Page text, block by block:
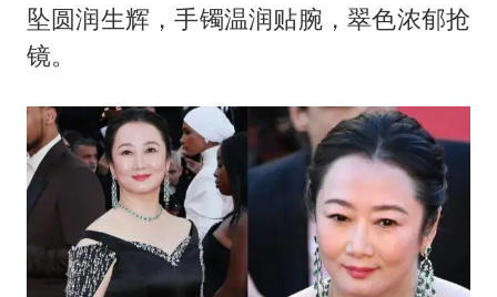
坠圆润生辉，手镯温润贴腕，翠色浓郁抢
镜。